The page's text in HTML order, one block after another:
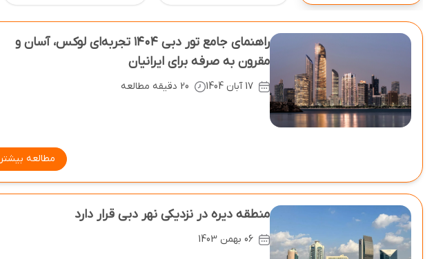
راهنمای جامع تور دبی ۱۴۰۴ تجربه‌ای لوکس، آسان و
مقرون ‌به‌ صرفه برای ایرانیان
17 آبان 1404 20 دقیقه مطالعه
مطالعه بیشتر
منطقه دیره در نزدیکی نهر دبی قرار دارد
06 بهمن 1403